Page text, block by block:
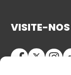
VISITE-NOS